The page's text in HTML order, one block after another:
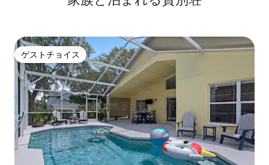
ゲストチョイス
ゲストチョイス